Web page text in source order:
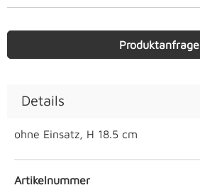
Produktanfrage
Details
ohne Einsatz, H 18.5 cm
Artikelnummer